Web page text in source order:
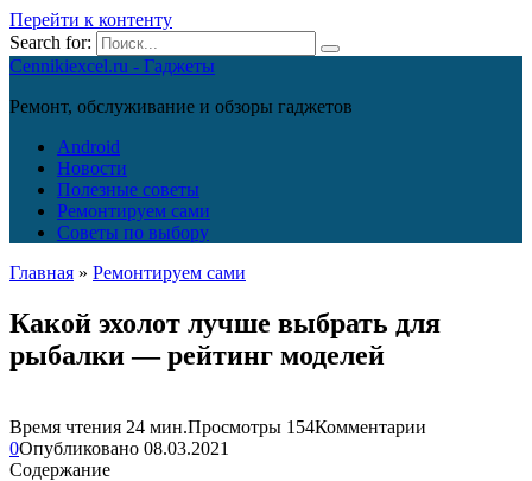
Перейти к контенту
Search for:
Cennikiexcel.ru - Гаджеты
Ремонт, обслуживание и обзоры гаджетов
Android
Новости
Полезные советы
Ремонтируем сами
Советы по выбору
Главная » Ремонтируем сами
Какой эхолот лучше выбрать для
рыбалки — рейтинг моделей
Время чтения 24 мин.Просмотры 154Комментарии
0Опубликовано 08.03.2021
Содержание